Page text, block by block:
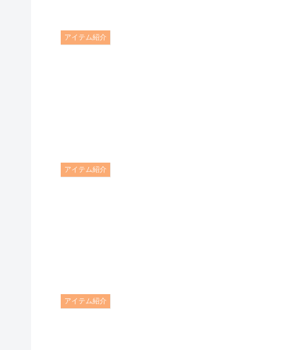
アイテム紹介
アイテム紹介
アイテム紹介